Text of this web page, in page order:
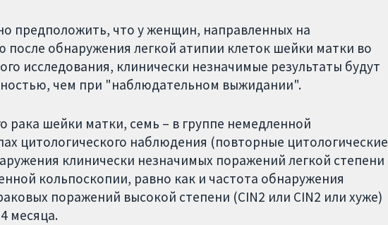
предположить, что у женщин, направленных на
обнаружения легкой атипии клеток шейки матки во
исследования, клинически незначимые результаты будут
чем при "наблюдательном выжидании".
рака шейки матки, семь – в группе немедленной
цитологического наблюдения (повторные цитологические
клинически незначимых поражений легкой степени
кольпоскопии, равно как и частота обнаружения
поражений высокой степени (CIN2 или CIN2 или хуже)
месяца.